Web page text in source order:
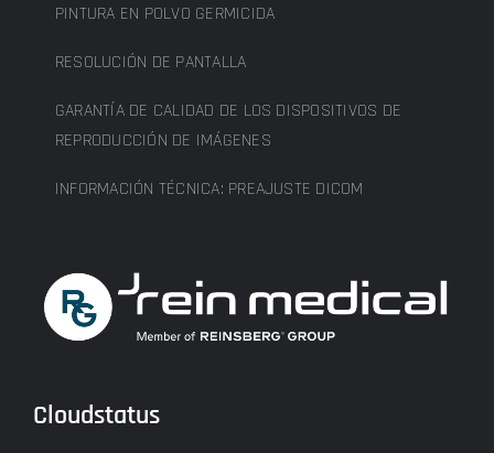
PINTURA EN POLVO GERMICIDA
RESOLUCIÓN DE PANTALLA
GARANTÍA DE CALIDAD DE LOS DISPOSITIVOS DE
REPRODUCCIÓN DE IMÁGENES
INFORMACIÓN TÉCNICA: PREAJUSTE DICOM
Cloudstatus